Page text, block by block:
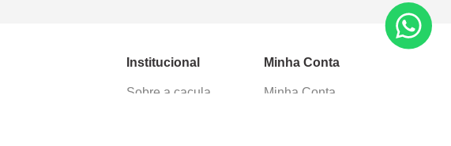
Institucional
Sobre a caçula
Minha Conta
Minha Conta